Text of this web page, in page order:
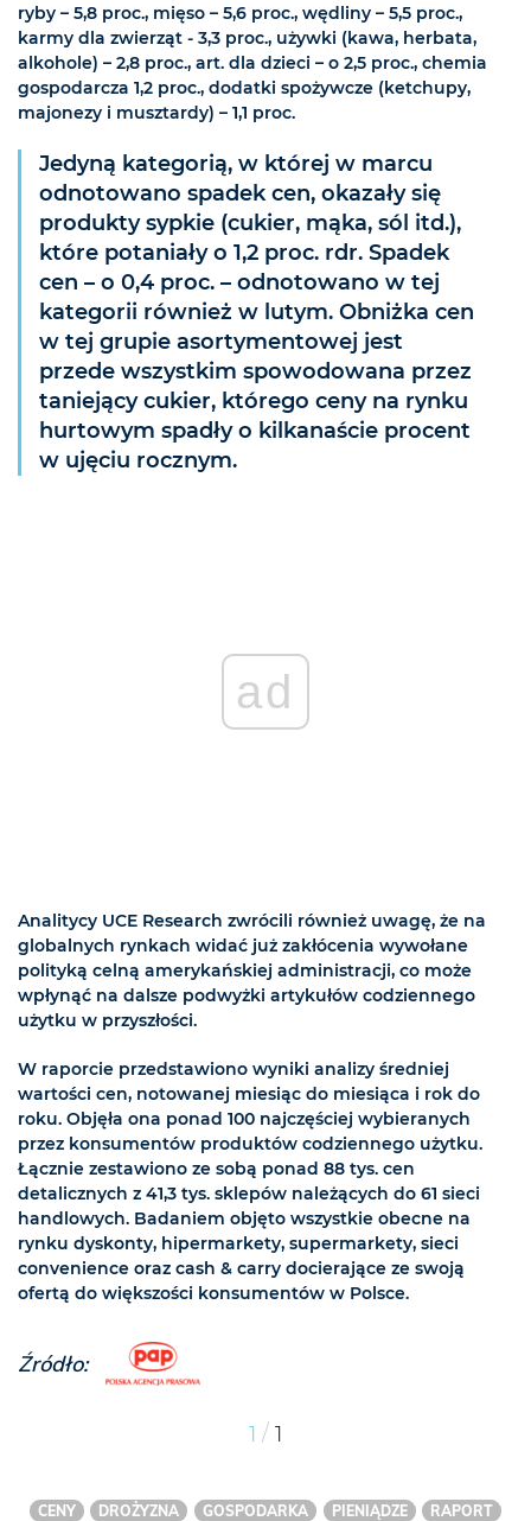
ryby – 5,8 proc., mięso – 5,6 proc., wędliny – 5,5 proc.,
karmy dla zwierząt - 3,3 proc., używki (kawa, herbata,
alkohole) – 2,8 proc., art. dla dzieci – o 2,5 proc., chemia
gospodarcza 1,2 proc., dodatki spożywcze (ketchupy,
majonezy i musztardy) – 1,1 proc.
Jedyną kategorią, w której w marcu
odnotowano spadek cen, okazały się
produkty sypkie (cukier, mąka, sól itd.),
które potaniały o 1,2 proc. rdr. Spadek
cen – o 0,4 proc. – odnotowano w tej
kategorii również w lutym. Obniżka cen
w tej grupie asortymentowej jest
przede wszystkim spowodowana przez
taniejący cukier, którego ceny na rynku
hurtowym spadły o kilkanaście procent
w ujęciu rocznym.
ad
Analitycy UCE Research zwrócili również uwagę, że na
globalnych rynkach widać już zakłócenia wywołane
polityką celną amerykańskiej administracji, co może
wpłynąć na dalsze podwyżki artykułów codziennego
użytku w przyszłości.
W raporcie przedstawiono wyniki analizy średniej
wartości cen, notowanej miesiąc do miesiąca i rok do
roku. Objęła ona ponad 100 najczęściej wybieranych
przez konsumentów produktów codziennego użytku.
Łącznie zestawiono ze sobą ponad 88 tys. cen
detalicznych z 41,3 tys. sklepów należących do 61 sieci
handlowych. Badaniem objęto wszystkie obecne na
rynku dyskonty, hipermarkety, supermarkety, sieci
convenience oraz cash & carry docierające ze swoją
ofertą do większości konsumentów w Polsce.
Źródło:
1 / 1
CENY DROŻYZNA GOSPODARKA PIENIĄDZE
RAPORT